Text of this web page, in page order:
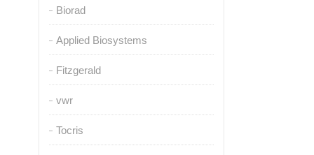
Biorad
Applied Biosystems
Fitzgerald
vwr
Tocris